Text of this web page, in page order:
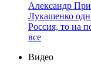
Александр
Лукашенко
Россия, то на
все
Видео